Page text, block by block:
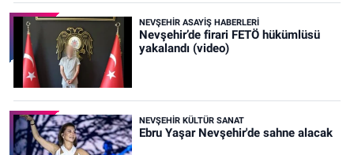
NEVŞEHIR ASAYIŞ HABERLERI
Nevşehir’de firari FETÖ hükümlüsü
yakalandı (video)
NEVŞEHIR KÜLTÜR SANAT
Ebru Yaşar Nevşehir'de sahne alacak